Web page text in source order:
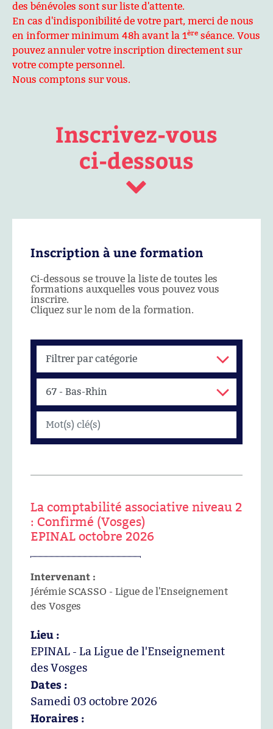
des bénévoles sont sur liste d'attente.
En cas d'indisponibilité de votre part, merci de nous
en informer minimum 48h avant la 1ère séance. Vous
pouvez annuler votre inscription directement sur
votre compte personnel.
Nous comptons sur vous.
Inscrivez-vous
ci-dessous
Inscription à une formation
Ci-dessous se trouve la liste de toutes les
formations auxquelles vous pouvez vous
inscrire.
Cliquez sur le nom de la formation.
La comptabilité associative niveau 2
: Confirmé (Vosges)
EPINAL octobre 2026
Intervenant :
Jérémie SCASSO - Ligue de l'Enseignement
des Vosges
Lieu :
EPINAL - La Ligue de l'Enseignement
des Vosges
Dates :
Samedi 03 octobre 2026
Horaires :